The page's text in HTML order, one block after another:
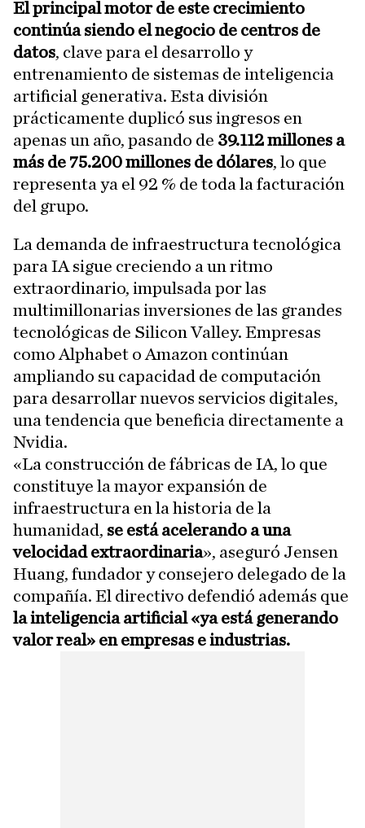
El principal motor de este crecimiento
continúa siendo el negocio de centros de
datos, clave para el desarrollo y
entrenamiento de sistemas de inteligencia
artificial generativa. Esta división
prácticamente duplicó sus ingresos en
apenas un año, pasando de 39.112 millones a
más de 75.200 millones de dólares, lo que
representa ya el 92 % de toda la facturación
del grupo.
La demanda de infraestructura tecnológica
para IA sigue creciendo a un ritmo
extraordinario, impulsada por las
multimillonarias inversiones de las grandes
tecnológicas de Silicon Valley. Empresas
como Alphabet o Amazon continúan
ampliando su capacidad de computación
para desarrollar nuevos servicios digitales,
una tendencia que beneficia directamente a
Nvidia.
«La construcción de fábricas de IA, lo que
constituye la mayor expansión de
infraestructura en la historia de la
humanidad, se está acelerando a una
velocidad extraordinaria», aseguró Jensen
Huang, fundador y consejero delegado de la
compañía. El directivo defendió además que
la inteligencia artificial «ya está generando
valor real» en empresas e industrias.